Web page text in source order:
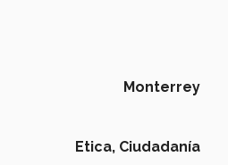
Monterrey
Etica, Ciudadanía